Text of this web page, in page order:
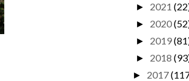
► 2021
► 2020
► 2019
► 2018
► 2017